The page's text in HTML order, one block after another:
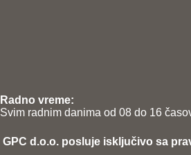
Radno vreme:
Svim radnim danima od 08 do 16
GPC d.o.o. posluje isključivo sa